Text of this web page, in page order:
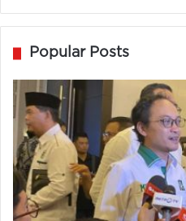
Popular Posts